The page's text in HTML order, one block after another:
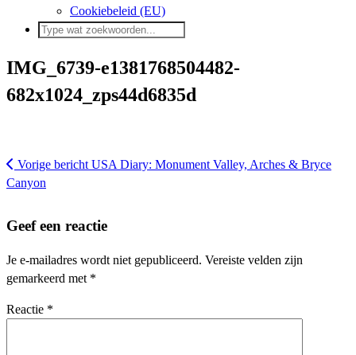
Cookiebeleid (EU)
IMG_6739-e1381768504482-
682x1024_zps44d6835d
Vorige bericht USA Diary: Monument Valley, Arches & Bryce
Canyon
Geef een reactie
Je e-mailadres wordt niet gepubliceerd. Vereiste velden zijn
gemarkeerd met *
Reactie *